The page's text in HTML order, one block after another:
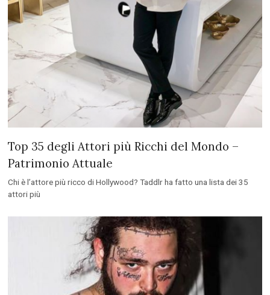
Top 35 degli Attori più Ricchi del Mondo –
Patrimonio Attuale
Chi è l’attore più ricco di Hollywood? Taddlr ha fatto una lista dei 35
attori più